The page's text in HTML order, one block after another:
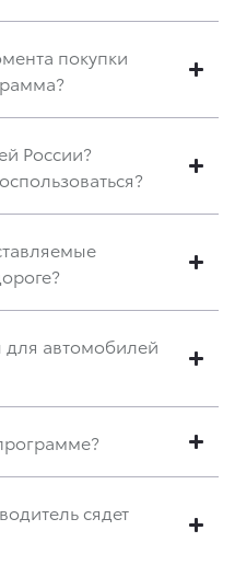
покупки
России?
для автомобилей
сядет